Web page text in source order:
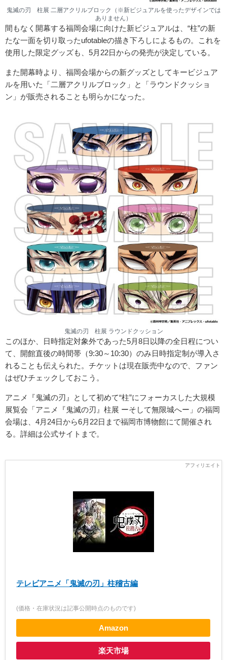
鬼滅の刃 柱展 二層アクリルブロック（※新ビジュアルを使ったデザインでは
ありません）
間もなく開幕する福岡会場に向けた新ビジュアルは、“柱”の新
たな一面を切り取ったufotableの描き下ろしによるもの。これを
使用した限定グッズも、5月22日からの発売が決定している。
また開幕時より、福岡会場からの新グッズとしてキービジュア
ルを用いた「二層アクリルブロック」と「ラウンドクッショ
ン」が販売されることも明らかになった。
鬼滅の刃 柱展 ラウンドクッション
このほか、日時指定対象外であった5月8日以降の全日程につい
て、開館直後の時間帯（9:30～10:30）のみ日時指定制が導入さ
れることも伝えられた。チケットは現在販売中なので、ファン
はぜひチェックしておこう。
アニメ『鬼滅の刃』として初めて“柱”にフォーカスした大規模
展覧会「アニメ『鬼滅の刃』柱展 ーそして無限城へー」の福岡
会場は、4月24日から6月22日まで福岡市博物館にて開催され
る。詳細は公式サイトまで。
テレビアニメ「鬼滅の刃」柱稽古編
(価格・在庫状況は記事公開時点のものです)
Amazon
楽天市場